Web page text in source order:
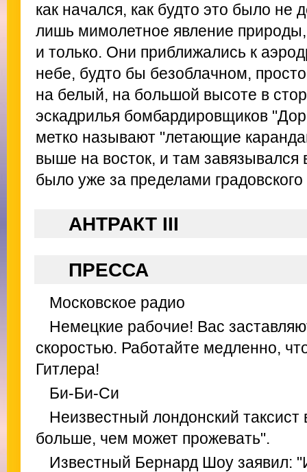
как начался, как будто это было не
лишь мимолетное явление
и только. Они приближались к
небе, будто бы безоблачном,
на белый, на большой высоте в
эскадрилья бомбардировщиков
метко называют "летающие
выше на восток, и там
было уже за пределами градовского
АНТРАКТ III
ПРЕССА
Московское радио
Немецкие рабочие! Вас
скоростью. Работайте медленно,
Гитлера!
Би-Би-Си
Неизвестный лондонский таксист
больше, чем может прожевать".
Известный Бернард Шоу заявил: